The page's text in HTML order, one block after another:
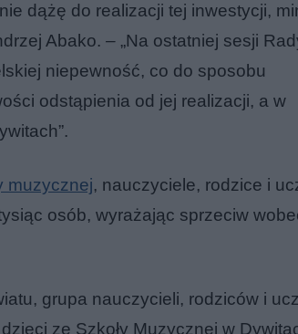
dążę do realizacji tej inwestycji,
Abako. – „Na ostatniej sesji
niepewność, co do sposobu
odstąpienia od jej realizacji, a w
muzycznej, nauczyciele, rodzice i
osób, wyrażając sprzeciw
grupa nauczycieli, rodziców i
ze Szkoły Muzycznej w